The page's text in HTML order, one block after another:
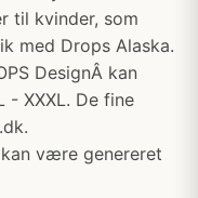
til kvinder, som
med Drops Alaska.
DesignÂ kan
- XXXL. De fine
være genereret